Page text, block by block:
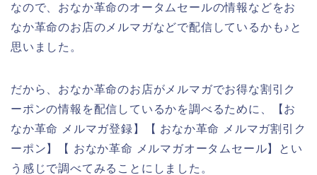
なので、おなか革命のオータムセールの情報などをお
なか革命のお店のメルマガなどで配信しているかも♪と
思いました。
だから、おなか革命のお店がメルマガでお得な割引ク
ーポンの情報を配信しているかを調べるために、【お
なか革命 メルマガ登録】【 おなか革命 メルマガ割引ク
ーポン】【 おなか革命 メルマガオータムセール】とい
う感じで調べてみることにしました。